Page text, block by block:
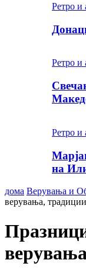
Ретро и
Ретро и
Ретро и
на
дома Верувања и
верувања, традиции